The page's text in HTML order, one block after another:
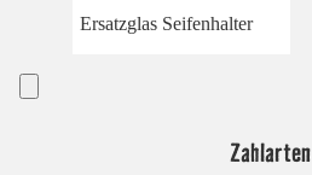
Ersatzglas Seifenhalter
Zahlarten